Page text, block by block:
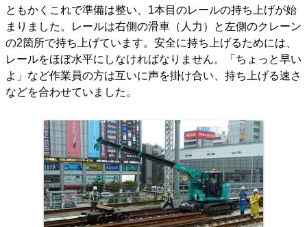
ともかくこれで準備は整い、1本目のレールの持ち上げが始
まりました。レールは右側の滑車（人力）と左側のクレーン
の2箇所で持ち上げています。安全に持ち上げるためには、
レールをほぼ水平にしなければなりません。「ちょっと早い
よ」など作業員の方は互いに声を掛け合い、持ち上げる速さ
などを合わせていました。